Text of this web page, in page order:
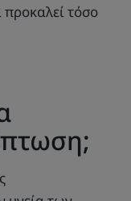
τόσο